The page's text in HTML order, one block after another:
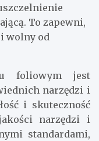
To zapewni,
wolny od
foliowym jest
narzędzi i
i skuteczność
narzędzi i
standardami,